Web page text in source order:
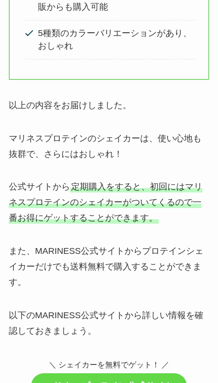
販からも購入可能
5種類のカラーバリエーションがあり、
おしゃれ
以上の内容をお届けしました。
マリネスプロテインのシェイカーは、使い心地も
抜群で、さらにはおしゃれ！
公式サイトから 定期購入をすると、初回にはマリ
ネスプロテインのシェイカーがついてくるので一
番お得にゲットすることができます。
また、MARINESS公式サイトからプロテインシェ
イカーだけでも送料無料で購入することができま
す。
以下のMARINESS公式サイトから詳しい情報を確
認しておきましょう。
＼ シェイカーを無料でゲット！ ／